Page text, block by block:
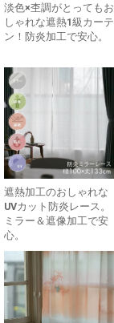
淡色×杢調がとってもお
しゃれな遮熱1級カーテ
ン！防炎加工で安心。
遮熱加工のおしゃれな
UVカット防炎レース。
ミラー＆遮像加工で安
心。